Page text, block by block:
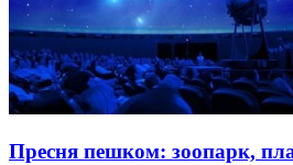
Пресня пешком: зоопарк,